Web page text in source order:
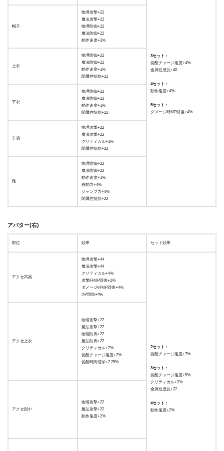
3セット：
覚醒チャージ速度+4%
全属性抵抗+40
4セット：
動作速度+4%
5セット：
ダメージ時MP回復+4%
帽子
物理攻撃+22
魔法攻撃+22
物理防御+22
魔法防御+22
動作速度+2%
上衣
物理防御+22
魔法防御+22
動作速度+1%
闇属性抵抗+22
下衣
物理防御+22
魔法防御+22
動作速度+1%
闇属性抵抗+22
手袋
物理攻撃+22
魔法攻撃+22
クリティカル+1%
闇属性抵抗+22
靴
物理防御+22
魔法防御+22
動作速度+1%
移動力+4%
ジャンプ力+4%
闇属性抵抗+22
アバター(右)
部位 効果 セット効果
アクセ武器
物理攻撃+44
魔法攻撃+44
クリティカル+4%
攻撃時MP回復+2%
ダメージ時MP回復+4%
HP増加+4%
2セット：
覚醒チャージ速度+7%
3セット：
覚醒チャージ速度+5%
クリティカル+2%
全属性抵抗+22
4セット：
動作速度+2%
アクセ上衣
物理攻撃+22
魔法攻撃+22
物理防御+22
魔法防御+22
クリティカル+2%
覚醒チャージ速度+2%
覚醒時間増加+2.25%
アクセ顔中
物理攻撃+22
魔法攻撃+22
動作速度+2%